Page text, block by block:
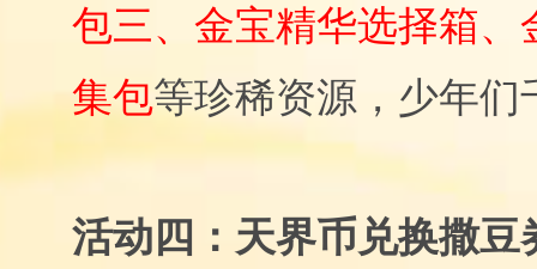
包三、金宝精华选择箱、
集包等珍稀资源，少年们
活动四：天界币兑换撒豆